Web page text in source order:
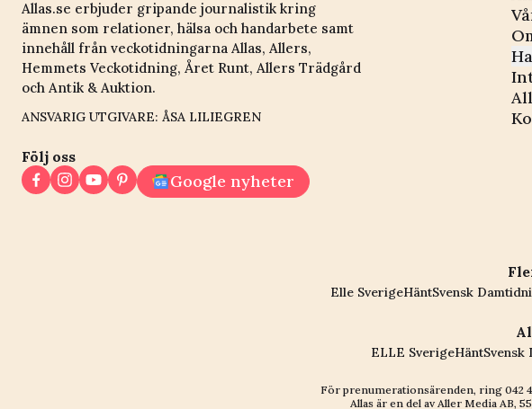
Allas.se erbjuder gripande journalistik kring
ämnen som relationer, hälsa och handarbete samt
innehåll från veckotidningarna Allas, Allers,
Hemmets Veckotidning, Året Runt, Allers Trädgård
och Antik & Auktion.
ANSVARIG UTGIVARE: ÅSA LILIEGREN
Följ oss
Google nyheter
Elle SverigeHäntSvensk
ELLE SverigeHäntSvensk
För prenumerationsärenden, ring 042
Allas är en del av Aller Media AB,